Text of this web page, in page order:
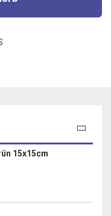
15x15cm